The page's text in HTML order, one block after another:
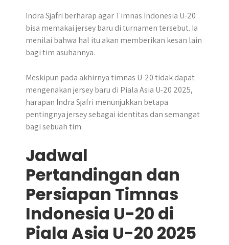
Indra Sjafri berharap agar Timnas Indonesia U-20
bisa memakai jersey baru di turnamen tersebut. Ia
menilai bahwa hal itu akan memberikan kesan lain
bagi tim asuhannya.
Meskipun pada akhirnya timnas U-20 tidak dapat
mengenakan jersey baru di Piala Asia U-20 2025,
harapan Indra Sjafri menunjukkan betapa
pentingnya jersey sebagai identitas dan semangat
bagi sebuah tim.
Jadwal
Pertandingan dan
Persiapan Timnas
Indonesia U-20 di
Piala Asia U-20 2025